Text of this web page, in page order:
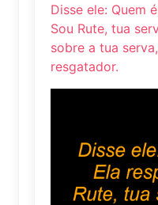
Disse ele: Quem
Sou Rute, tua
sobre a tua
resgatador.